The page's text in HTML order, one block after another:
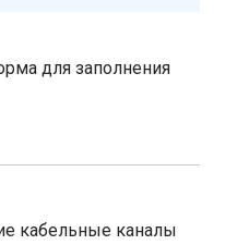
для заполнения
кабельные каналы